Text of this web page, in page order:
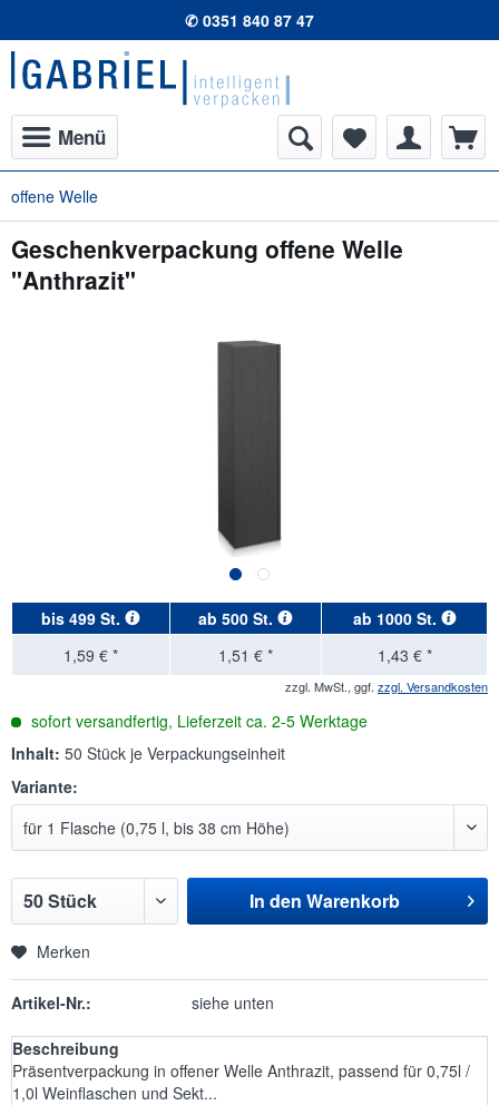
✆ 0351 840 87 47
Menü
offene Welle
Geschenkverpackung offene Welle
"Anthrazit"
bis 499 St. ab 500 St. ab 1000 St.
1,59 € *
1,51 € * 1,43 € *
zzgl. MwSt., ggf. zzgl. Versandkosten
sofort versandfertig, Lieferzeit ca. 2-5 Werktage
Inhalt: 50 Stück je Verpackungseinheit
Variante:
In den Warenkorb
Merken
Artikel-Nr.: siehe unten
Beschreibung
Präsentverpackung in offener Welle Anthrazit, passend für 0,75l /
1,0l Weinflaschen und Sekt...